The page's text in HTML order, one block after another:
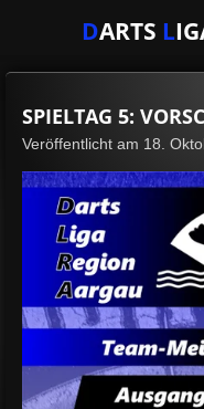
springen
DARTS L
SPIELTAG 5:
Veröffentlicht am 18.